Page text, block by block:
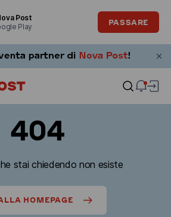
Post
Play
PASSARE
404
stai chiedendo non esiste
HOMEPAGE